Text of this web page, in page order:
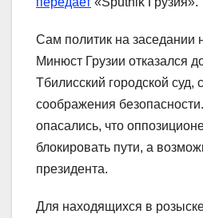
Сам политик на заседании
Минюст Грузии отказался
Тбилисский городской суд,
соображения
опасались, что
блокировать пути, а
президента.
Для находящихся в